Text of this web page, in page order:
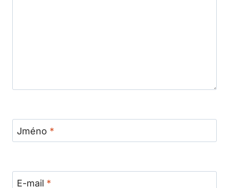
Jméno *
E-mail *